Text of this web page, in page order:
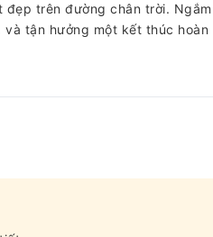
trên đường chân trời.
tận hưởng một kết thúc hoàn